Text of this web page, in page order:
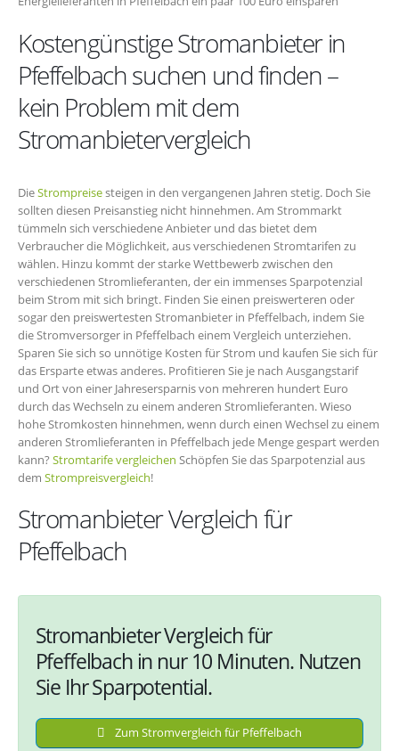
Kostengünstige Stromanbieter in
Pfeffelbach suchen und finden –
kein Problem mit dem
Stromanbietervergleich
DieStrompreisesteigen in den vergangenen Jahren stetig. Doch Sie
sollten diesen Preisanstieg nicht hinnehmen. Am Strommarkt
tümmeln sich verschiedene Anbieter und das bietet dem
Verbraucher die Möglichkeit, aus verschiedenen Stromtarifen zu
wählen. Hinzu kommt der starke Wettbewerb zwischen den
verschiedenen Stromlieferanten, der ein immenses Sparpotenzial
beim Strom mit sich bringt. Finden Sie einen preiswerteren oder
sogar den preiswertesten Stromanbieter in Pfeffelbach, indem Sie
die Stromversorger in Pfeffelbach einem Vergleich unterziehen.
Sparen Sie sich so unnötige Kosten für Strom und kaufen Sie sich für
das Ersparte etwas anderes. Profitieren Sie je nach Ausgangstarif
und Ort von einer Jahresersparnis von mehreren hundert Euro
durch das Wechseln zu einem anderen Stromlieferanten. Wieso
hohe Stromkosten hinnehmen, wenn durch einen Wechsel zu einem
anderen Stromlieferanten in Pfeffelbach jede Menge gespart werden
kann? Stromtarife vergleichen Schöpfen Sie das Sparpotenzial aus
dem Strompreisvergleich!
Stromanbieter Vergleich für
Pfeffelbach
Stromanbieter Vergleich für
Pfeffelbach in nur 10 Minuten. Nutzen
Sie Ihr Sparpotential.
Zum Stromvergleich für Pfeffelbach